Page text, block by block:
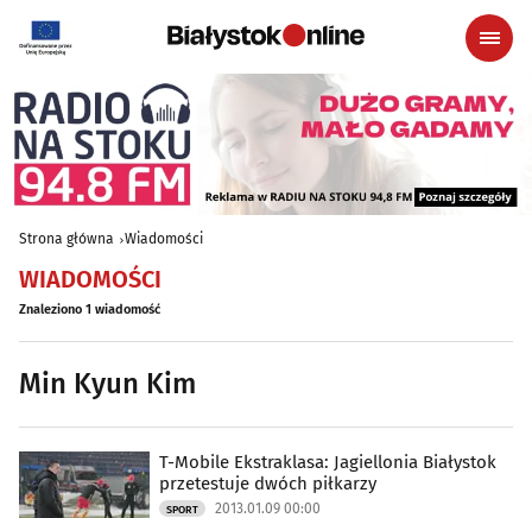
Strona główna Wiadomości
WIADOMOŚCI
Znaleziono 1 wiadomość
Min Kyun Kim
T-Mobile Ekstraklasa: Jagiellonia Białystok
przetestuje dwóch piłkarzy
SPORT 2013.01.09 00:00